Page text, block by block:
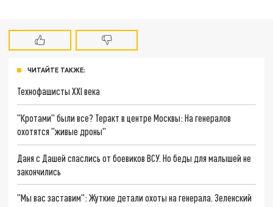
ЧИТАЙТЕ ТАКЖЕ:
Технофашисты XXI века
"Кротами" были все? Теракт в центре Москвы: На генералов
охотятся "живые дроны"
Даня с Дашей спаслись от боевиков ВСУ. Но беды для малышей не
закончились
"Мы вас заставим": Жуткие детали охоты на генерала. Зеленский